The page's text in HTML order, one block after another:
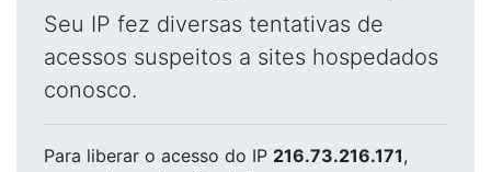
Seu IP fez diversas tentativas de
acessos suspeitos a sites hospedados
conosco.
Para liberar o acesso do IP 216.73.216.171,